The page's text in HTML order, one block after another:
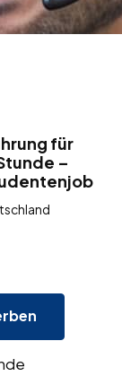
für
–